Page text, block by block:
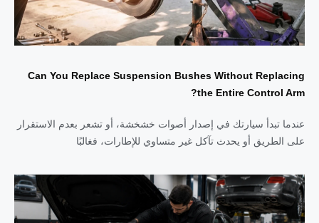
Can You Replace Suspension Bushes Without Replacing
the Entire Control Arm?
عندما تبدأ سيارتك في إصدار أصوات خشخشة، أو تشعر بعدم الاستقرار
على الطريق أو يحدث تآكل غير متساوي للإطارات، فغالبًا